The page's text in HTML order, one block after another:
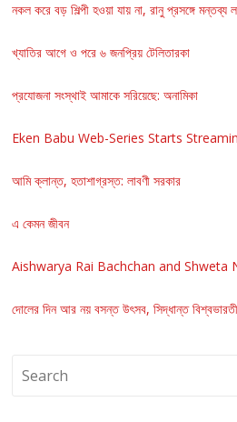
নকল করে বড় শিল্পী হওয়া যায় না, রানু প্রসঙ্গে মন্তব্য
খ্যাতির আগে ও পরে ৬ জনপ্রিয় টেলিতারকা
প্রযোজনা সংস্থাই আমাকে সরিয়েছে: অনামিকা
Eken Babu Web-Series Starts
আমি ক্লান্ত, হতাশাগ্রস্ত: লাবণী সরকার
এ কেমন জীবন
Aishwarya Rai Bachchan and Shweta
দোলের দিন আর নয় বসন্ত উৎসব, সিদ্ধান্ত